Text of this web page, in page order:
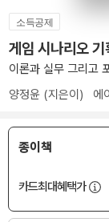
소득공제
게임 시나리오 기
이론과 실무 그리고
양정윤 (지은이) 에
종이책
카드최대혜택가